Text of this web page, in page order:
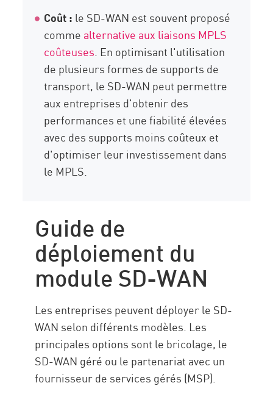
Coût : le SD-WAN est souvent proposé
comme alternative aux liaisons MPLS
coûteuses. En optimisant l'utilisation
de plusieurs formes de supports de
transport, le SD-WAN peut permettre
aux entreprises d'obtenir des
performances et une fiabilité élevées
avec des supports moins coûteux et
d'optimiser leur investissement dans
le MPLS.
Guide de
déploiement du
module SD-WAN
Les entreprises peuvent déployer le SD-
WAN selon différents modèles. Les
principales options sont le bricolage, le
SD-WAN géré ou le partenariat avec un
fournisseur de services gérés (MSP).